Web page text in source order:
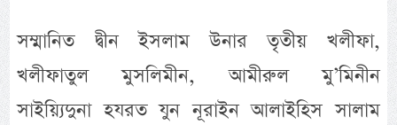
সম্মানিত দ্বীন ইসলাম উনার তৃতীয় খলীফা,
খলীফাতুল মুসলিমীন, আমীরুল মু’মিনীন
সাইয়্যিদুনা হযরত যুন নূরাইন আলাইহিস সালাম